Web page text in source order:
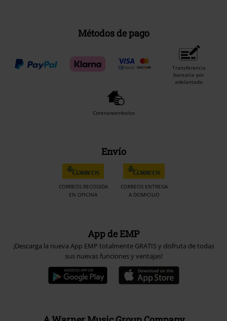
Métodos de pago
Transferencia
bancaria por
adelantado
Contrareembolso
Envío
CORREOS RECOGIDA
EN OFICINA
CORREOS ENTREGA
A DOMICILIO
App de EMP
¡Descarga la nueva App EMP totalmente GRATIS y disfruta de todas
sus nuevas funciones y ventajas!